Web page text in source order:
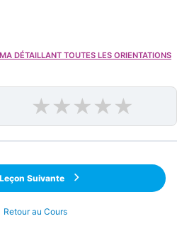
DÉTAILLANT TOUTES LES ORIENTATIONS
★
★
★
★
★
Retour au Cours
Leçon Suivante